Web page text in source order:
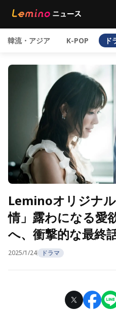
韓流・アジア K-POP ド
Leminoオリジナ
情」露わになる愛
へ、衝撃的な最終
2025/1/24 ドラマ